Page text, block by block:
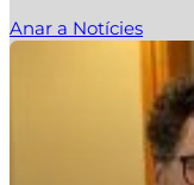
Anar a Notícies